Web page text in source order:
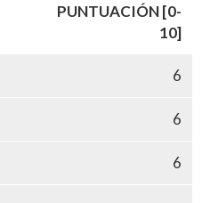
PUNTUACIÓN [0-
10]
6
6
6